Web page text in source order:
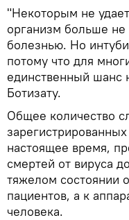
"Некоторым не
организм больше не
болезнью. Но
потому что для
единственный шанс
Ботизату.
Общее количество
настоящее время,
смертей от вируса
тяжелом состоянии
пациентов, а к
человека.